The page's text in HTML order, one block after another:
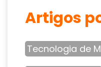
Artigos
Tecnologia de